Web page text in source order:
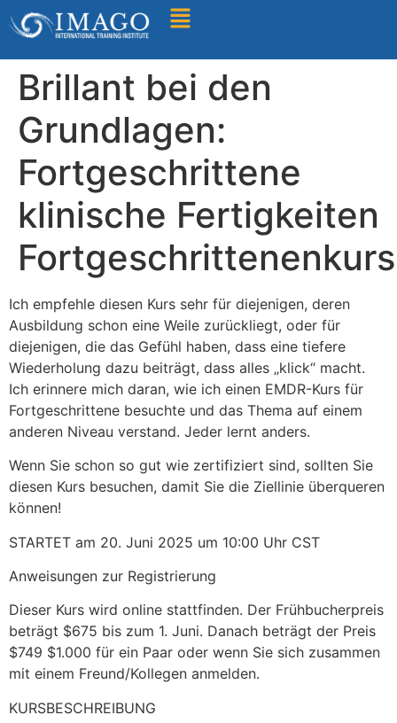
Find A Training
Brillant bei den
Grundlagen:
Fortgeschrittene
klinische Fertigkeiten
Fortgeschrittenenkurs
Ich empfehle diesen Kurs sehr für diejenigen, deren
Ausbildung schon eine Weile zurückliegt, oder für
diejenigen, die das Gefühl haben, dass eine tiefere
Wiederholung dazu beiträgt, dass alles „klick“ macht.
Ich erinnere mich daran, wie ich einen EMDR-Kurs für
Fortgeschrittene besuchte und das Thema auf einem
anderen Niveau verstand. Jeder lernt anders.
Wenn Sie schon so gut wie zertifiziert sind, sollten Sie
diesen Kurs besuchen, damit Sie die Ziellinie überqueren
können!
STARTET am 20. Juni 2025 um 10:00 Uhr CST
Anweisungen zur Registrierung
Dieser Kurs wird online stattfinden. Der Frühbucherpreis
beträgt $675 bis zum 1. Juni. Danach beträgt der Preis
$749 $1.000 für ein Paar oder wenn Sie sich zusammen
mit einem Freund/Kollegen anmelden.
KURSBESCHREIBUNG